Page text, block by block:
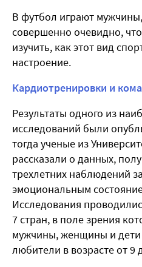
В футбол играют
совершенно очевидно,
изучить, как этот вид
настроение.
Кардиотренировки и
Результаты одного из
исследований были
тогда ученые из
рассказали о данных,
трехлетних наблюдений
эмоциональным
Исследования
7 стран, в поле зрения
мужчины, женщины и
любители в возрасте от 9